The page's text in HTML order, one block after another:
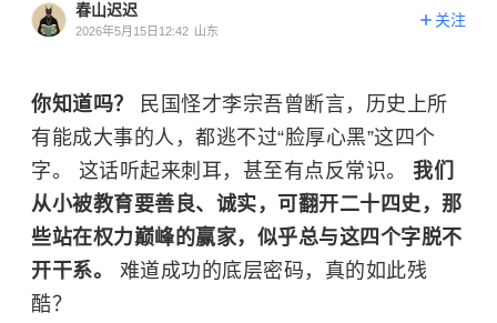
春山迟迟
2026年5月15日12:42 山东
关注
你知道吗？
民国怪才李宗吾曾断言，历史上所
有能成大事的人，都逃不过“脸厚心黑”这四个
字。 这话听起来刺耳，甚至有点反常识。 我们
从小被教育要善良、诚实，可翻开二十四史，那
些站在权力巅峰的赢家，似乎总与这四个字脱不
开干系。 难道成功的底层密码，真的如此残
酷？